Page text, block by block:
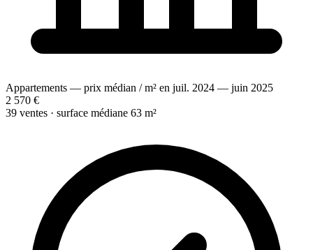
Appartements — prix médian / m² en juil. 2024 — juin 2025
2 570 €
39 ventes · surface médiane 63 m²